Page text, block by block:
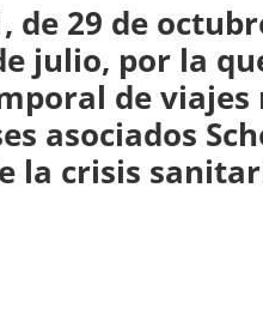
de 29 de
julio, por la
de viajes
asociados
la crisis